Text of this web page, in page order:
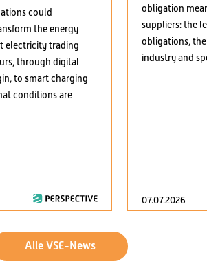
could
the energy
electricity trading
through digital
to smart charging
conditions are
obligation
suppliers: the
obligations,
industry and
07.07.2026
Alle VSE-News